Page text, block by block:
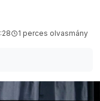
1 perces olvasmány